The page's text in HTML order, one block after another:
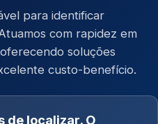
para identificar
com rapidez em
soluções
custo-benefício.
de localizar. O